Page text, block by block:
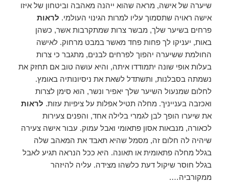
שיערה של אישה, מראה שהוא ייהנה מאהבה וביטחון של איזו
אישה ראויה שתסמוך עליו למרות הגינוי העולמי. לראות
פרחים בשיער שלך, מבשר צרות שמתקרבות אשר, כשהן
באות, יעניקו לך פחות פחד מאשר במבט מרחוק. לאישה
החולמת ששיערה יהפוך לפרחים לבנים, מתגבר כי צרות
בעלות אופי שונה יתמודדו איתה, והיא עושה טוב אם תחזק את
נשמתה בסבלנות, ותשתדל לשאת את ניסיונותיה באומץ.
לחלום שמנעול השיער שלך יאפיר ונשר, הוא סימן לצרות
ואכזבה בענייניך. מחלה תטיל אפלות על ציפיות עזות. לראות
את שיערו הופך לבן לגמרי בלילה אחד, והפנים צעירות
לכאורה, מנבאות אסון פתאומי ואבל עמוק. עבור אישה צעירה
שיהיה לה חלום זה, מסמל שהיא תאבד את המאהב שלה
בגלל מחלה פתאומית או תאונה. היא ככל הנראה תגיע לאבל
בגלל חוסר שיקול דעת כלשהו מצידה. עליה להיזהר
ממקורביה….